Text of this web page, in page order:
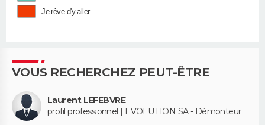
Je rêve d'y aller
VOUS RECHERCHEZ PEUT-ÊTRE
Laurent LEFEBVRE
profil professionnel | EVOLUTION SA - Démonteur